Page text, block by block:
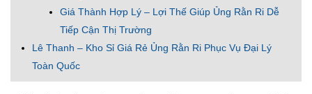
Giá Thành Hợp Lý – Lợi Thế Giúp Ủng Rằn Ri Dễ
Tiếp Cận Thị Trường
Lê Thanh – Kho Sỉ Giá Rẻ Ủng Rằn Ri Phục Vụ Đại Lý
Toàn Quốc